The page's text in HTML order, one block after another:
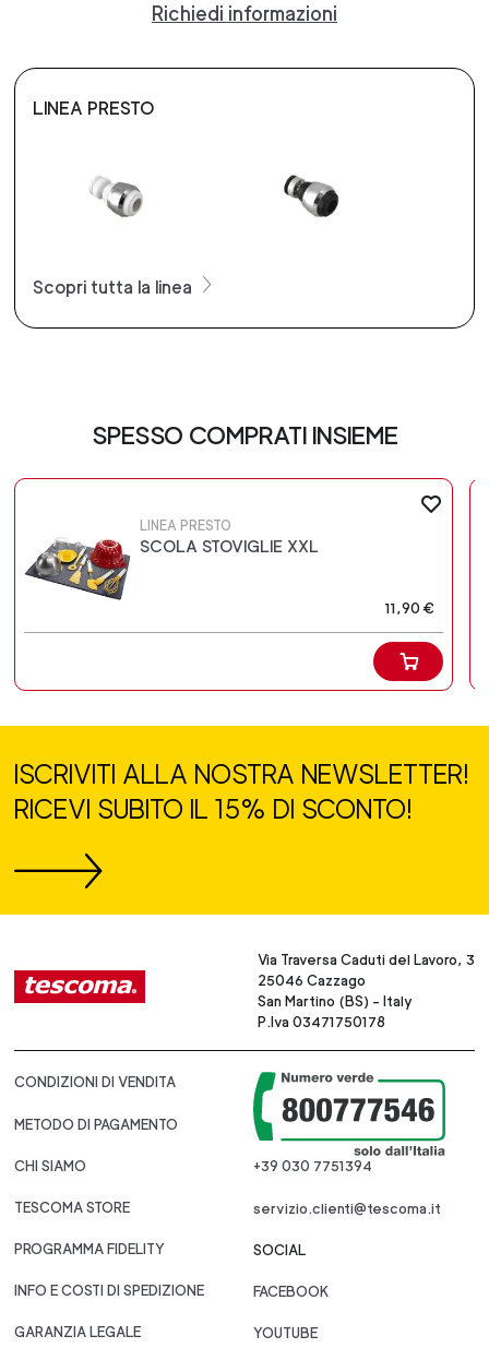
Richiedi informazioni
LINEA PRESTO
Scopri tutta la linea
SPESSO COMPRATI INSIEME
LINEA PRESTO
SCOLA STOVIGLIE XXL
11,90 €
ISCRIVITI ALLA NOSTRA NEWSLETTER!
RICEVI SUBITO IL 15% DI SCONTO!
Via Traversa Caduti del Lavoro, 3
25046 Cazzago
San Martino (BS) - Italy
P.Iva 03471750178
CONDIZIONI DI VENDITA
METODO DI PAGAMENTO
CHI SIAMO
TESCOMA STORE
PROGRAMMA FIDELITY
INFO E COSTI DI SPEDIZIONE
GARANZIA LEGALE
+39 030 7751394
servizio.clienti@tescoma.it
SOCIAL
FACEBOOK
YOUTUBE